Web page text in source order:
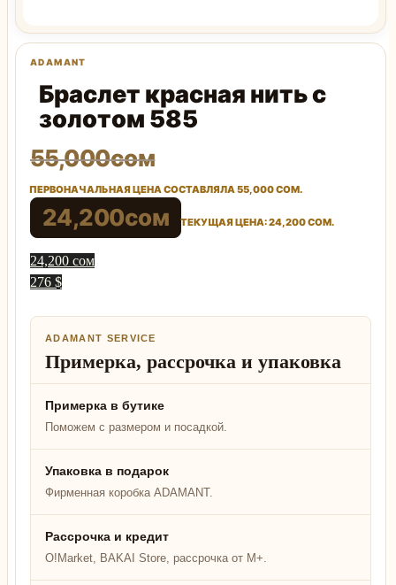
Браслет красная нить с
золотом 585
55,000сом
ПЕРВОНАЧАЛЬНАЯ ЦЕНА СОСТАВЛЯЛА 55,000 СОМ.
24,200сом ТЕКУЩАЯ ЦЕНА: 24,200 СОМ.
24,200 сом
276 $
ADAMANT SERVICE
Примерка, рассрочка и упаковка
Примерка в бутике
Поможем с размером и посадкой.
Упаковка в подарок
Фирменная коробка ADAMANT.
Рассрочка и кредит
O!Market, BAKAI Store, рассрочка от M+.